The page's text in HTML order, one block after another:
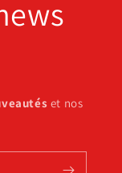
et nos